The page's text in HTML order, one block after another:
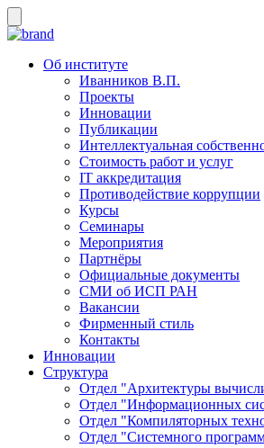
Об институте
Иванников В.П.
Проекты
Инновации
Публикации
Интеллектуальная
Стоимость работ и услуг
IT аккредитация
Противодействие коррупции
Курсы
Семинары
Мероприятия
Партнёры
Официальные документы
СМИ об ИСП РАН
Вакансии
Фирменный стиль
Контакты
Инновации
Структура
Отдел "Архитектуры
Отдел "Информационных
Отдел "Компиляторных
Отдел "Системного